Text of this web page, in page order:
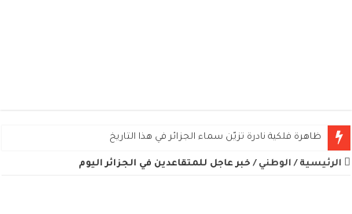
ظاهرة فلكية نادرة تزيّن سماء الجزائر في هذا التاريخ
الرئيسية / الوطني / خبر عاجل للمتقاعدين في الجزائر اليوم